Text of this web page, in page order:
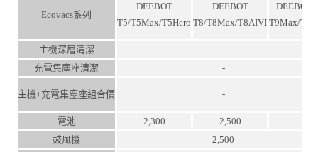
Ecovacs系列
DEEBOT
T5/T5Max/T5Hero
DEEBOT
T8/T8Max/T8AIVI T9Max/
主機深層清潔
-
充電集塵座清潔
-
主機+充電集塵座組合價 -
電池 2,300
2,500
鼓風機
2,500